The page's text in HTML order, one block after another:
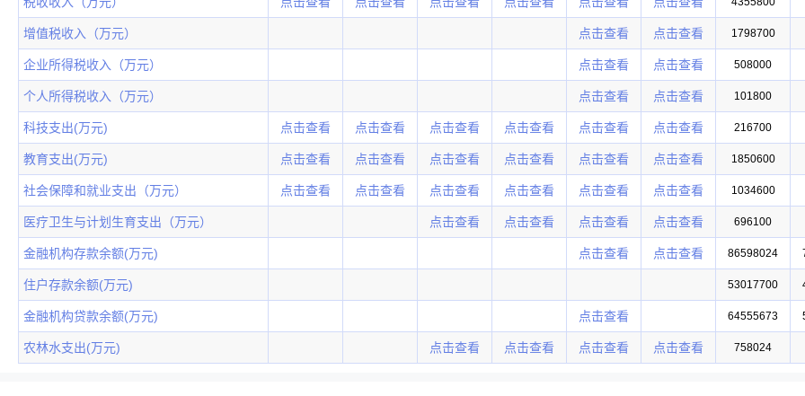
增值税收入（万元） 点击查看 点击查看 1798700
企业所得税收入（万元） 点击查看 点击查看 508000
个人所得税收入（万元） 点击查看 点击查看 101800
科技支出(万元) 点击查看 点击查看 点击查看 点击查看 点击查看 点击查看 216700
教育支出(万元) 点击查看 点击查看 点击查看 点击查看 点击查看 点击查看 1850600
社会保障和就业支出（万元） 点击查看 点击查看 点击查看 点击查看 点击查看 点击查看 1034600
医疗卫生与计划生育支出（万元） 点击查看 点击查看 点击查看 点击查看 696100
金融机构存款余额(万元) 点击查看 点击查看 86598024
住户存款余额(万元) 53017700
金融机构贷款余额(万元) 点击查看 64555673
农林水支出(万元) 点击查看 点击查看 点击查看 点击查看 758024